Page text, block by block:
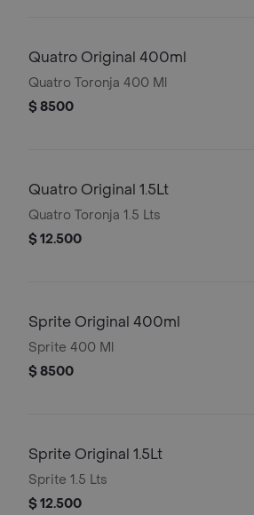
Quatro Original 400ml
Quatro Toronja 400 Ml
$ 8500
Quatro Original 1.5Lt
Quatro Toronja 1.5 Lts
$ 12.500
Sprite Original 400ml
Sprite 400 Ml
$ 8500
Sprite Original 1.5Lt
Sprite 1.5 Lts
$ 12.500